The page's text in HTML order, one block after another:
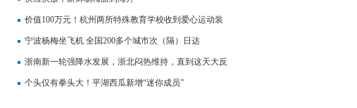
价值100万元！杭州两所特殊教育学校收到爱心运动装
备
宁波杨梅坐飞机 全国200多个城市次（隔）日达
浙南新一轮强降水发展，浙北闷热维持，直到这天大反
转
个头仅有拳头大！平湖西瓜新增“迷你成员”